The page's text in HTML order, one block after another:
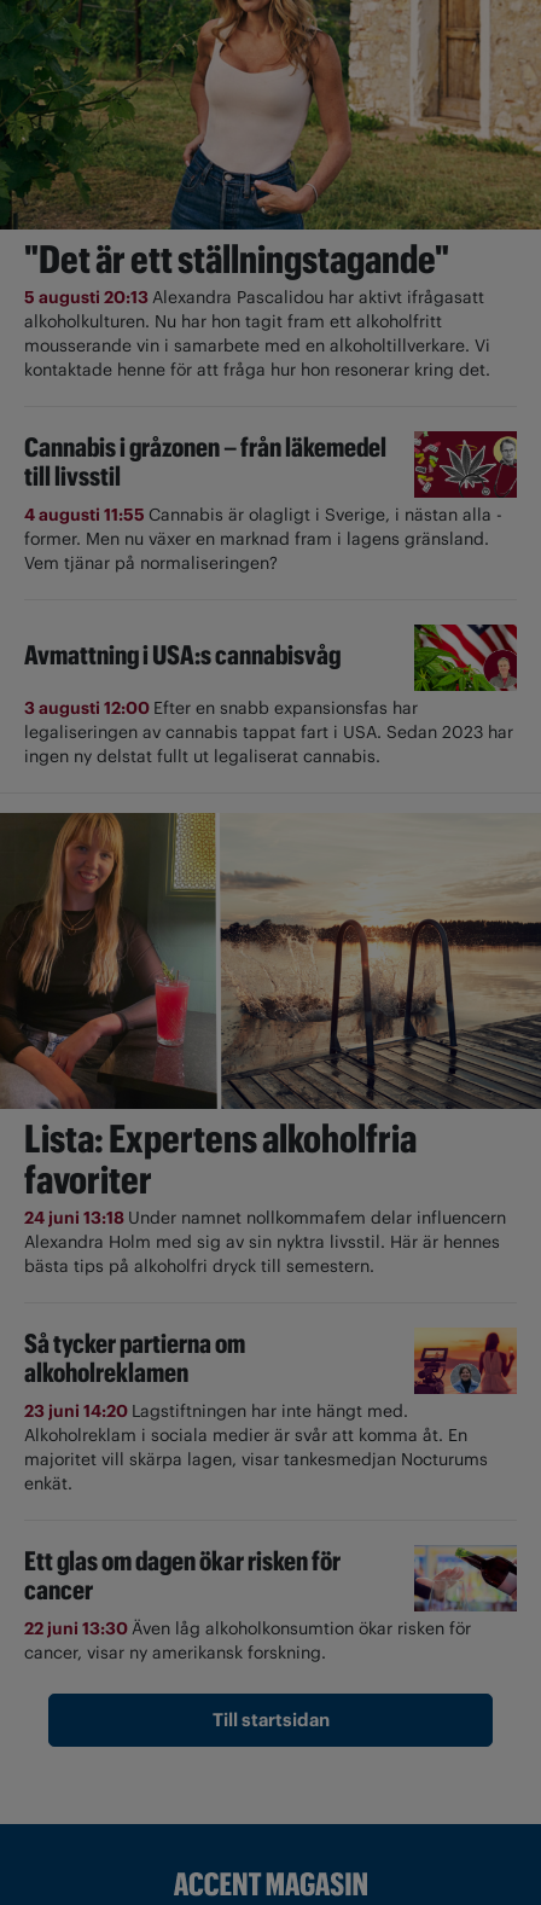
"Det är ett ställningstagande"
5 augusti 20:13Alexandra Pascalidou har aktivt ifrågasatt
alkoholkulturen. Nu har hon tagit fram ett alkoholfritt
mousserande vin i samarbete med en alkoholtillverkare. Vi
kontaktade henne för att fråga hur hon resonerar kring det.
Cannabis i gråzonen – från läkemedel
till livsstil
4 augusti 11:55 Cannabis är olagligt i ­Sverige, i nästan alla ­
former. Men nu växer en marknad fram i lagens gränsland.
Vem tjänar på normaliseringen?
Avmattning i USA:s cannabisvåg
3 augusti 12:00 Efter en snabb expansionsfas har
legaliseringen av cannabis tappat fart i USA. Sedan 2023 har
ingen ny delstat fullt ut ­legaliserat cannabis.
Lista: Expertens alkoholfria
favoriter
24 juni 13:18 Under namnet nollkommafem delar influencern
Alexandra Holm med sig av sin nyktra livsstil. Här är hennes
bästa tips på alkoholfri dryck till semestern.
Så tycker partierna om
alkoholreklamen
23 juni 14:20 Lagstiftningen har inte hängt med.
Alkoholreklam i sociala medier är svår att komma åt. En
majoritet vill skärpa lagen, visar tankesmedjan Nocturums
enkät.
Ett glas om dagen ökar risken för
cancer
22 juni 13:30 Även låg alkoholkonsumtion ökar risken för
cancer, visar ny amerikansk forskning.
Till startsidan